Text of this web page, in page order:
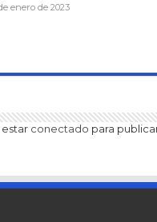
enero de 2023
conectado para